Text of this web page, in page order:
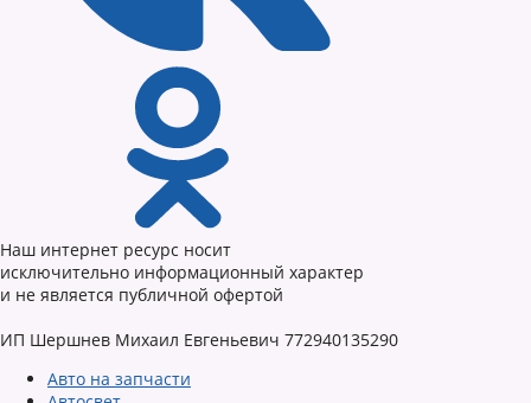
Наш интернет ресурс носит
исключительно информационный характер
и не является публичной офертой
ИП Шершнев Михаил Евгеньевич 772940135290
Авто на запчасти